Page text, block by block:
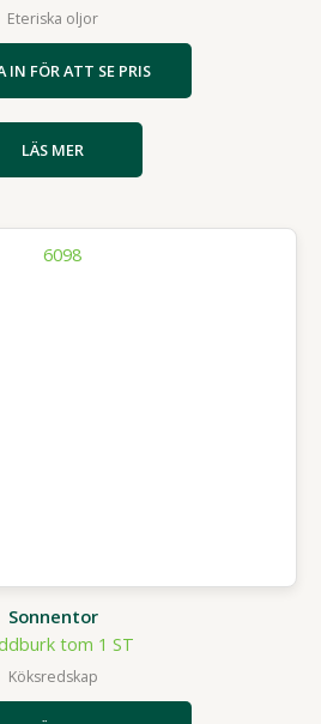
Eteriska oljor
IN FÖR ATT SE PRIS
LÄS MER
Sonnentor
tom 1 ST
Köksredskap